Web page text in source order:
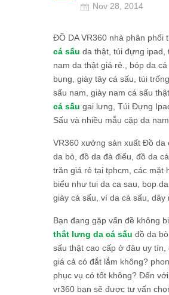
Nov 28, 2014
ĐỒ DA VR360 nhà phân phối
cá sấu da thật, túi đựng ipad,
nam da thật giá rẻ., bóp da cá
bụng, giày tây cá sấu, túi
sấu nam, giày nam cá sấu thật,
cá sấu gai lưng, Túi Đựng
Sấu và nhiều mẫu cặp da
VR360 xưởng sản xuất Đồ da
da bò, đồ da đà điểu, đồ da
trăn giá rẻ tại tphcm, các mặt
biểu như tui da ca sau, bop da
giày cá sấu, ví da cá sấu, dây
Bạn đang gặp vấn đề không
thắt lưng da cá sấu đồ da
sấu thật cao cấp ở đâu uy
giá cả có đắt lắm không?
phục vụ có tốt không? Đến
vr360 bạn sẽ được tư vấn